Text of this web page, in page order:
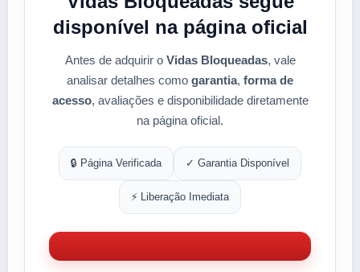
disponível na página oficial
Antes de adquirir o Vidas Bloqueadas, vale
analisar detalhes como garantia, forma de
acesso, avaliações e disponibilidade diretamente
na página oficial.
🔒 Página Verificada ✓ Garantia Disponível
⚡ Liberação Imediata